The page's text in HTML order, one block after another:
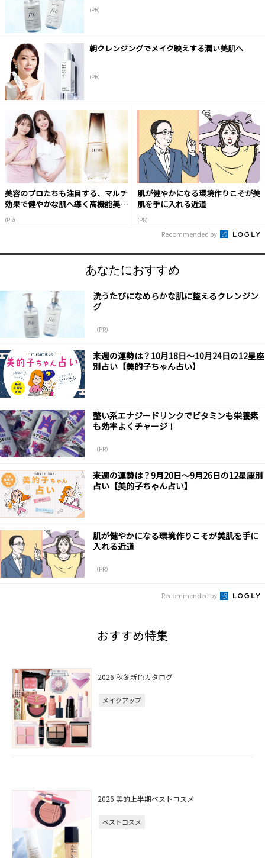
(PR)
朝クレンジングでメイク映えする潤い美肌へ
(PR)
美容のプロたちも注目する、マルチ
効果で健やかな肌へ導く高機能美容
(PR)
肌が健やかになる環境作りこそが美
肌を手に入れる近道
(PR)
Recommended by
あなたにおすすめ
洗うたびになめらかな肌に整えるクレンジン
グ
（PR）
来週の運勢は？10月18日～10月24日の12星座
別占い【美的子ちゃん占い】
整い系エナジードリンクでビタミンも栄養素
も効率よくチャージ！
（PR）
来週の運勢は？9月20日～9月26日の12星座別
占い【美的子ちゃん占い】
肌が健やかになる環境作りこそが美肌を手に
入れる近道
（PR）
Recommended by
おすすめ特集
2026 秋冬新色カタログ
メイクアップ
2026 美的上半期ベストコスメ
ベストコスメ